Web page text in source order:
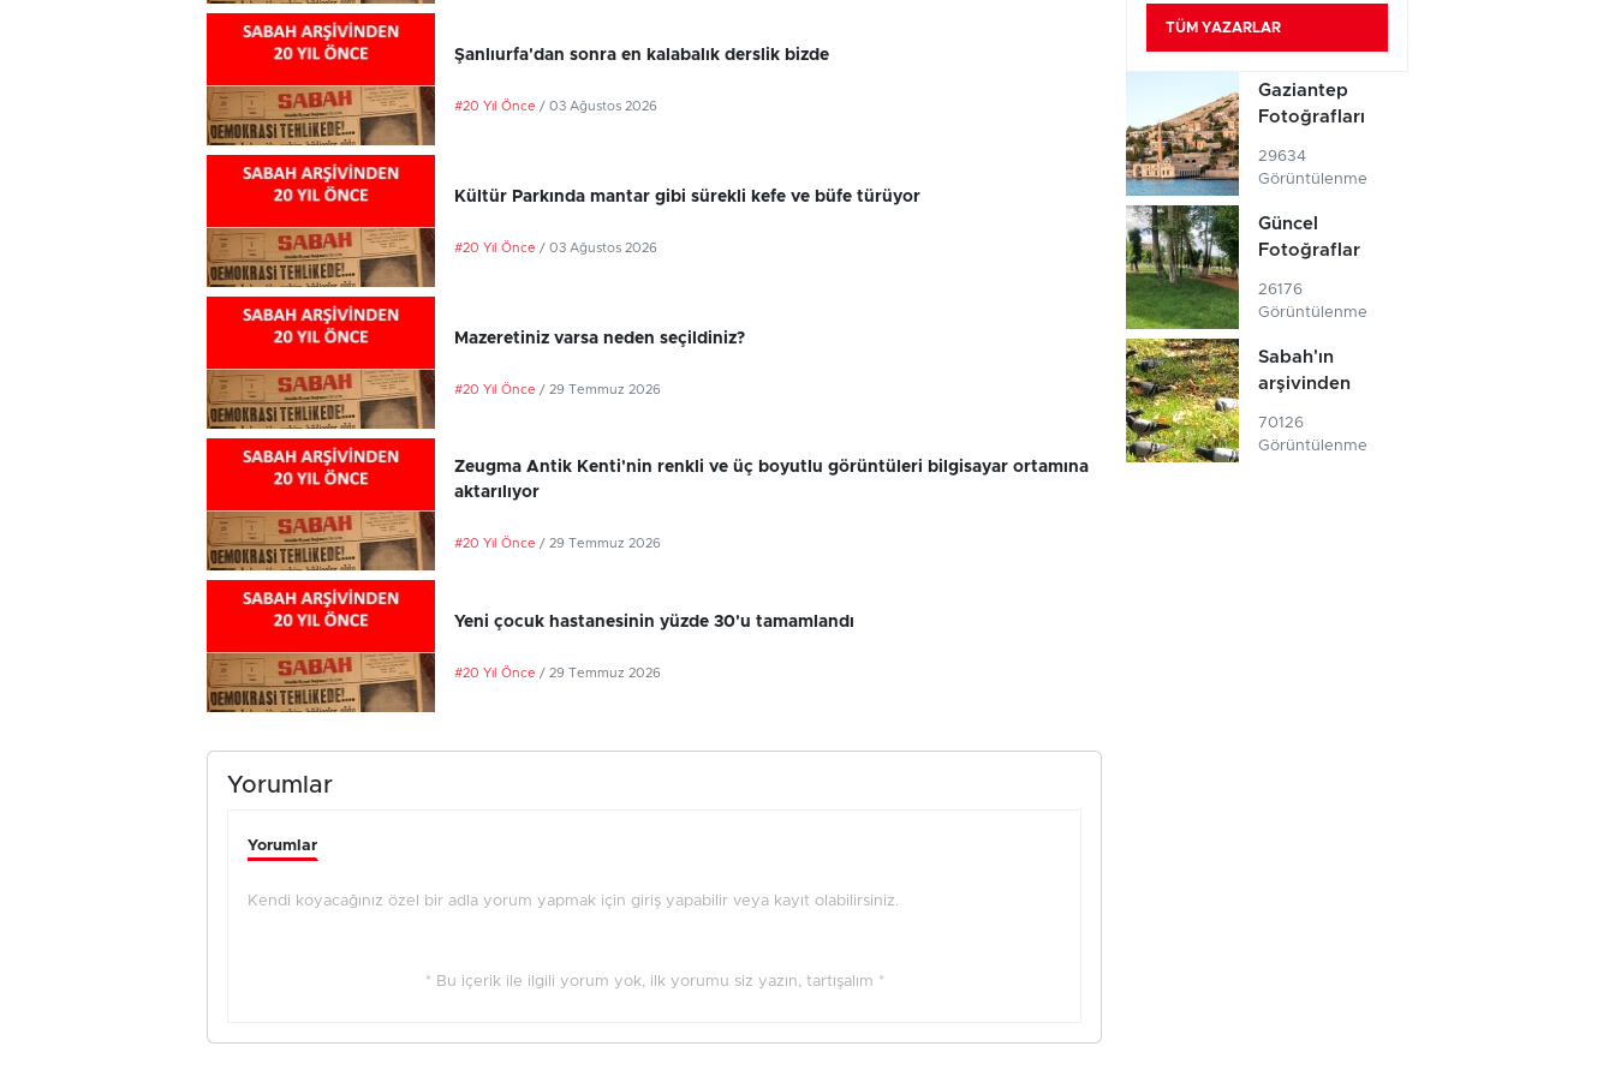
Şanlıurfa'dan sonra en kalabalık derslik bizde
#20 Yıl Önce / 03 Ağustos 2026
Kültür Parkında mantar gibi sürekli kefe ve büfe türüyor
#20 Yıl Önce / 03 Ağustos 2026
Mazeretiniz varsa neden seçildiniz?
#20 Yıl Önce / 29 Temmuz 2026
Zeugma Antik Kenti'nin renkli ve üç boyutlu görüntüleri bilgisayar ortamına
aktarılıyor
#20 Yıl Önce / 29 Temmuz 2026
Yeni çocuk hastanesinin yüzde 30'u tamamlandı
#20 Yıl Önce / 29 Temmuz 2026
Yorumlar
Yorumlar
Kendi koyacağınız özel bir adla yorum yapmak için giriş yapabilir veya kayıt olabilirsiniz.
* Bu içerik ile ilgili yorum yok, ilk yorumu siz yazın, tartışalım *
TÜM YAZARLAR
Gaziantep
Fotoğrafları
29634
Görüntülenme
Güncel
Fotoğraflar
26176
Görüntülenme
Sabah'ın
arşivinden
70126
Görüntülenme